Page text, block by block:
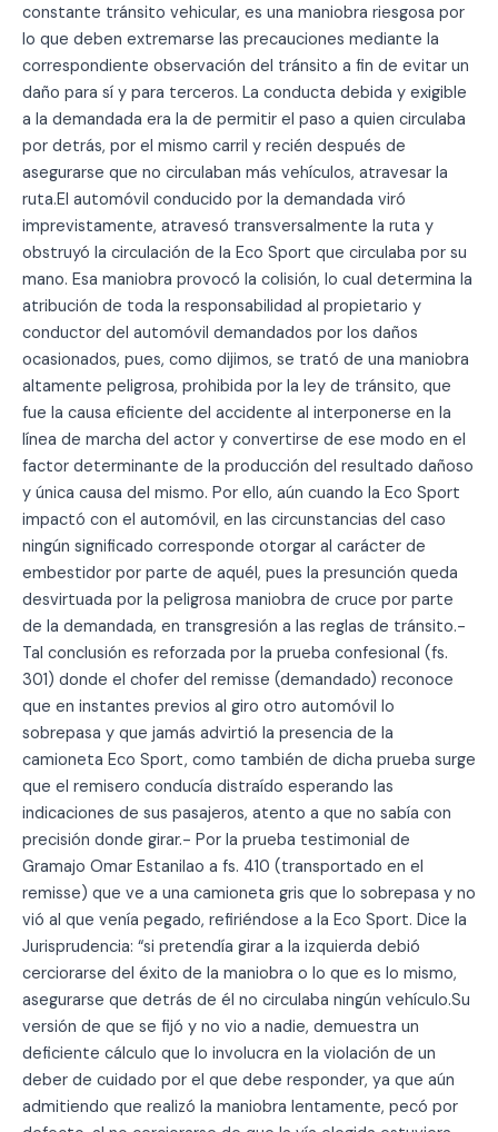
constante tránsito vehicular, es una maniobra riesgosa por
lo que deben extremarse las precauciones mediante la
correspondiente observación del tránsito a fin de evitar un
daño para sí y para terceros. La conducta debida y exigible
a la demandada era la de permitir el paso a quien circulaba
por detrás, por el mismo carril y recién después de
asegurarse que no circulaban más vehículos, atravesar la
ruta.El automóvil conducido por la demandada viró
imprevistamente, atravesó transversalmente la ruta y
obstruyó la circulación de la Eco Sport que circulaba por su
mano. Esa maniobra provocó la colisión, lo cual determina la
atribución de toda la responsabilidad al propietario y
conductor del automóvil demandados por los daños
ocasionados, pues, como dijimos, se trató de una maniobra
altamente peligrosa, prohibida por la ley de tránsito, que
fue la causa eficiente del accidente al interponerse en la
línea de marcha del actor y convertirse de ese modo en el
factor determinante de la producción del resultado dañoso
y única causa del mismo. Por ello, aún cuando la Eco Sport
impactó con el automóvil, en las circunstancias del caso
ningún significado corresponde otorgar al carácter de
embestidor por parte de aquél, pues la presunción queda
desvirtuada por la peligrosa maniobra de cruce por parte
de la demandada, en transgresión a las reglas de tránsito.-
Tal conclusión es reforzada por la prueba confesional (fs.
301) donde el chofer del remisse (demandado) reconoce
que en instantes previos al giro otro automóvil lo
sobrepasa y que jamás advirtió la presencia de la
camioneta Eco Sport, como también de dicha prueba surge
que el remisero conducía distraído esperando las
indicaciones de sus pasajeros, atento a que no sabía con
precisión donde girar.- Por la prueba testimonial de
Gramajo Omar Estanilao a fs. 410 (transportado en el
remisse) que ve a una camioneta gris que lo sobrepasa y no
vió al que venía pegado, refiriéndose a la Eco Sport. Dice la
Jurisprudencia: “si pretendía girar a la izquierda debió
cerciorarse del éxito de la maniobra o lo que es lo mismo,
asegurarse que detrás de él no circulaba ningún vehículo.Su
versión de que se fijó y no vio a nadie, demuestra un
deficiente cálculo que lo involucra en la violación de un
deber de cuidado por el que debe responder, ya que aún
admitiendo que realizó la maniobra lentamente, pecó por